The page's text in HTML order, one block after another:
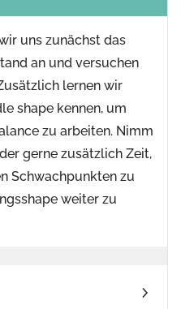
uns zunächst das
an und versuchen
lernen wir
shape kennen, um
zu arbeiten. Nimm
gerne zusätzlich Zeit,
Schwachpunkten zu
weiter zu